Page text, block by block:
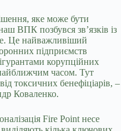
яке може бути
ВПК позбувся зв’язків із
Це найважливіший
підприємств
корупційних
часом. Тут
токсичних бенефіціарів, –
Коваленко.
Fire Point несе